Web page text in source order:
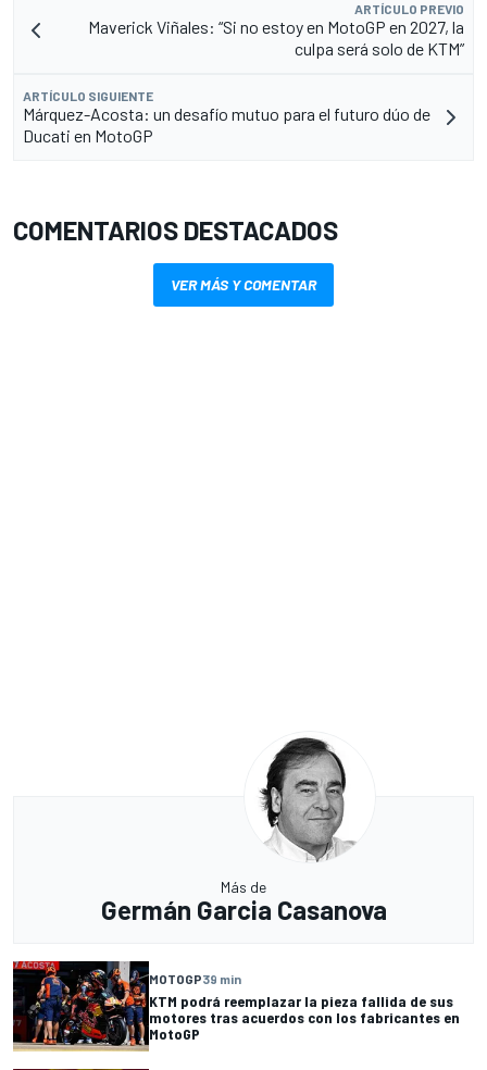
ARTÍCULO PREVIO
Maverick Viñales: “Si no estoy en MotoGP en 2027, la
culpa será solo de KTM”
ARTÍCULO SIGUIENTE
Márquez-Acosta: un desafío mutuo para el futuro dúo de
Ducati en MotoGP
COMENTARIOS DESTACADOS
VER MÁS Y COMENTAR
Más de
Germán Garcia Casanova
MOTOGP39 min
KTM podrá reemplazar la pieza fallida de sus
motores tras acuerdos con los fabricantes en
MotoGP